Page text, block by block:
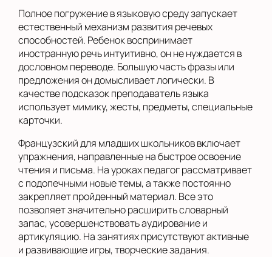
Полное погружение в языковую среду запускает
естественный механизм развития речевых
способностей. Ребенок воспринимает
иностранную речь интуитивно, он не нуждается в
дословном переводе. Большую часть фразы или
предложения он домысливает логически. В
качестве подсказок преподаватель языка
использует мимику, жесты, предметы, специальные
карточки.
Французский для младших школьников включает
упражнения, направленные на быстрое освоение
чтения и письма. На уроках педагог рассматривает
с подопечными новые темы, а также постоянно
закрепляет пройденный материал. Все это
позволяет значительно расширить словарный
запас, усовершенствовать аудирование и
артикуляцию. На занятиях присутствуют активные
и развивающие игры, творческие задания.